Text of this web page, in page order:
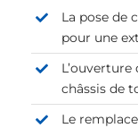
La pose de
pour une
châssis de
Le